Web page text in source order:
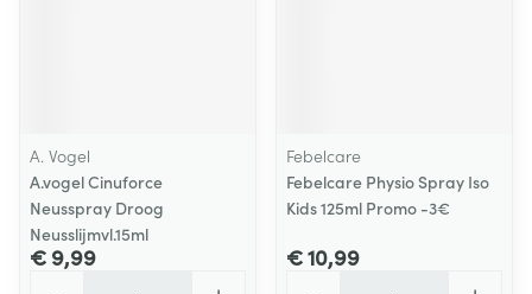
A. Vogel
A.vogel Cinuforce
Neusspray Droog
Neusslijmvl.15ml
€ 9,99
Febelcare
Febelcare Physio Spray Iso
Kids 125ml Promo -3€
€ 10,99